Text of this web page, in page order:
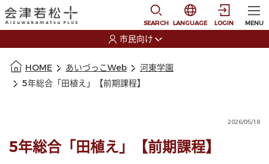
SEARCH
選択すると言語の切
LANGUAGE LOGIN MENU
市民向け
HOME あいづっこWeb
河東学園
5年総合「田植え」【前期課程】
2026/05/18
5年総合「田植え」【前期課程】